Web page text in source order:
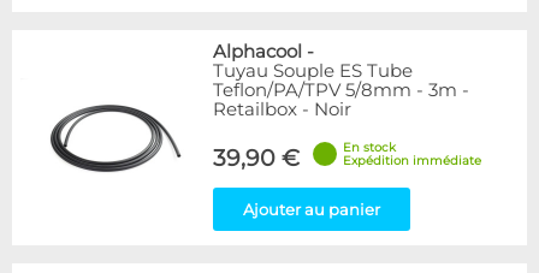
Alphacool -
Tuyau Souple ES Tube
Teflon/PA/TPV 5/8mm - 3m -
Retailbox - Noir
39,90 €
En stock
Expédition immédiate
Ajouter au panier